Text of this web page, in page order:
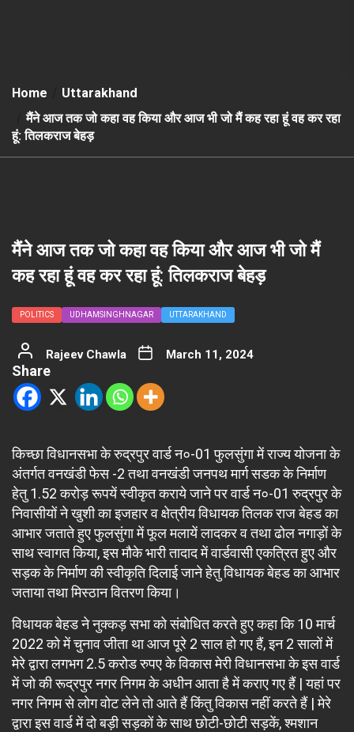
Home
Uttarakhand
मैंने आज तक जो कहा वह किया और आज भी जो मैं कह रहा हूं वह कर रहा
हूं: तिलकराज बेहड़
मैंने आज तक जो कहा वह किया और आज भी जो मैं
कह रहा हूं वह कर रहा हूं: तिलकराज बेहड़
POLITICS UDHAMSINGHNAGAR UTTARAKHAND
Rajeev Chawla March 11, 2024
Share
किच्छा विधानसभा के रुद्रपुर वार्ड न०-01 फुलसुंगा में राज्य योजना के
अंतर्गत वनखंडी फेस -2 तथा वनखंडी जनपथ मार्ग सडक के निर्माण
हेतु 1.52 करोड़ रूपयें स्वीकृत कराये जाने पर वार्ड न०-01 रुद्रपुर के
निवासीयों ने खुशी का इजहार व क्षेत्रीय विधायक तिलक राज बेहड का
आभार जताते हुए फुलसुंगा में फूल मलायें लादकर व तथा ढोल नगाड़ों के
साथ स्वागत किया, इस मौके भारी तादाद में वार्डवासी एकत्रित हुए और
सड़क के निर्माण की स्वीकृति दिलाई जाने हेतु विधायक बेहड का आभार
जताया तथा मिस्ठान वितरण किया।
विधायक बेहड ने नुक्कड़ सभा को संबोधित करते हुए कहा कि 10 मार्च
2022 को में चुनाव जीता था आज पूरे 2 साल हो गए हैं, इन 2 सालों में
मेरे द्वारा लगभग 2.5 करोड रुपए के विकास मेरी विधानसभा के इस वार्ड
में जो की रूद्रपुर नगर निगम के अधीन आता है में कराए गए हैं | यहां पर
नगर निगम से लोग वोट लेने तो आते हैं किंतु विकास नहीं करते हैं | मेरे
द्वारा इस वार्ड में दो बड़ी सड़कों के साथ छोटी-छोटी सड़कें, श्मशान